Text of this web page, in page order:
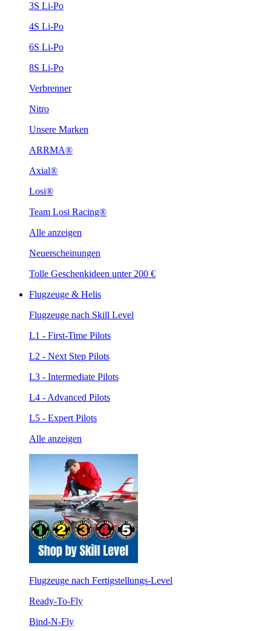
3S Li-Po
4S Li-Po
6S Li-Po
8S Li-Po
Verbrenner
Nitro
Unsere Marken
ARRMA®
Axial®
Losi®
Team Losi Racing®
Alle anzeigen
Neuerscheinungen
Tolle Geschenkideen unter 200 €
Flugzeuge & Helis
Flugzeuge nach Skill Level
L1 - First-Time Pilots
L2 - Next Step Pilots
L3 - Intermediate Pilots
L4 - Advanced Pilots
L5 - Expert Pilots
Alle anzeigen
Flugzeuge nach Fertigstellungs-Level
Ready-To-Fly
Bind-N-Fly